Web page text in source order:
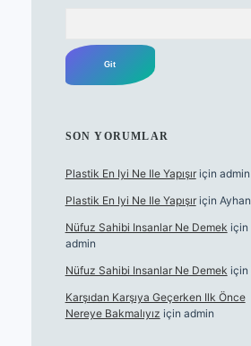
SON YORUMLAR
Plastik En Iyi Ne Ile Yapışıriçin admin
Plastik En Iyi Ne Ile Yapışıriçin Ayhan
Nüfuz Sahibi Insanlar Ne Demek için
admin
Nüfuz Sahibi Insanlar Ne Demek için
Karşıdan Karşıya Geçerken Ilk Önce
Nereye Bakmalıyız için admin